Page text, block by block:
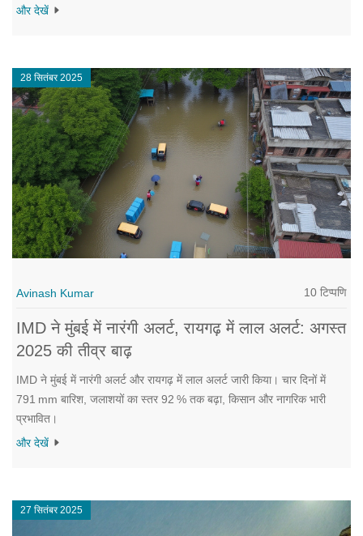
और देखें
28 सितंबर 2025
Avinash Kumar 10 टिप्पणि
IMD ने मुंबई में नारंगी अलर्ट, रायगढ़ में लाल अलर्ट: अगस्त
2025 की तीव्र बाढ़
IMD ने मुंबई में नारंगी अलर्ट और रायगढ़ में लाल अलर्ट जारी किया। चार दिनों में
791 mm बारिश, जलाशयों का स्तर 92 % तक बढ़ा, किसान और नागरिक भारी
प्रभावित।
और देखें
27 सितंबर 2025